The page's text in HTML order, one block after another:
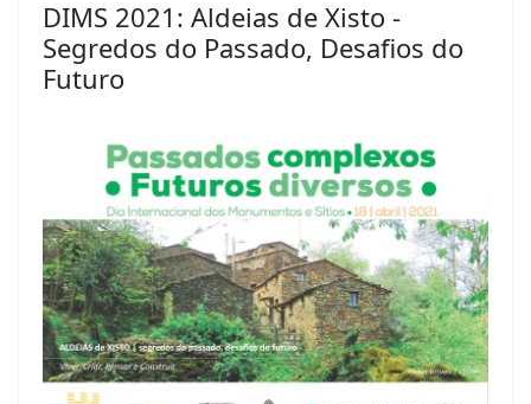
DIMS 2021: Aldeias de Xisto -
Segredos do Passado, Desafios do
Futuro